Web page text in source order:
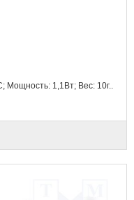
Мощность: 1,1Вт; Вес: 10г..